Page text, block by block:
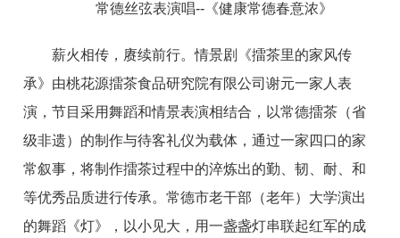
常德丝弦表演唱--《健康常德春意浓》
薪火相传，赓续前行。情景剧《擂茶里的家风传
承》由桃花源擂茶食品研究院有限公司谢元一家人表
演，节目采用舞蹈和情景表演相结合，以常德擂茶（省
级非遗）的制作与待客礼仪为载体，通过一家四口的家
常叙事，将制作擂茶过程中的淬炼出的勤、韧、耐、和
等优秀品质进行传承。常德市老干部（老年）大学演出
的舞蹈《灯》，以小见大，用一盏盏灯串联起红军的成